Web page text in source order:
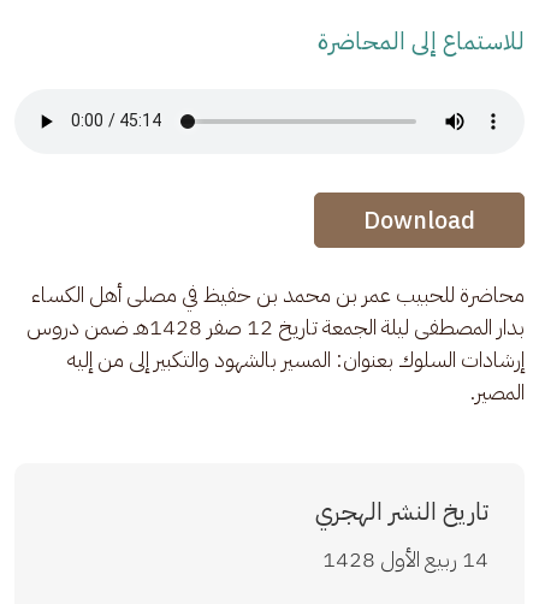
للاستماع إلى المحاضرة
Audio Stream
Audio Stream
Download
محاضرة للحبيب عمر بن محمد بن حفيظ في مصلى أهل الكساء
بدار المصطفى ليلة الجمعة تاريخ 12 صفر 1428هـ ضمن دروس
إرشادات السلوك بعنوان: المسير بالشهود والتكبير إلى من إليه
المصير.
تاريخ النشر الهجري
14 ربيع الأول 1428